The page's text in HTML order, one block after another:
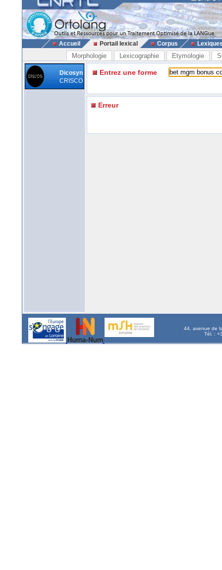
Accueil Portail lexical Corpus
Morphologie Lexicographie Etymologie
Dicosyn
CRISCO
Entrez une forme
Erreur
44, avenue de
Tél. :